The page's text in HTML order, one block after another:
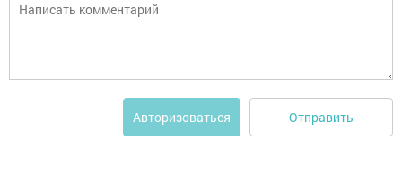
Авторизоваться Отправить